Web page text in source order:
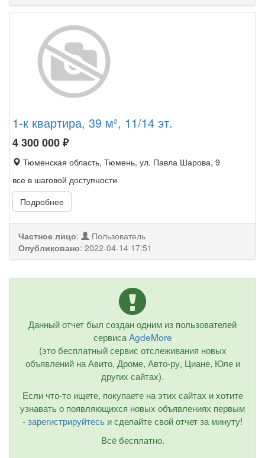
1-к квартира, 39 м², 11/14 эт.
4 300 000₽
Тюменская область, Тюмень, ул. Павла Шарова, 9
все в шаговой доступности
Подробнее
Частное лицо:
Пользователь
Опубликовано: 2022-04-14 17:51
Данный отчет был создан одним из пользователей
сервисаAgdeMore
(это бесплатный сервис отслеживания новых
объявлений на Авито, Дроме, Авто-ру, Циане, Юле и
других сайтах).
Если что-то ищете, покупаете на этих сайтах и хотите
узнавать о появляющихся новых объявлениях первым
-зарегистрируйтесь и сделайте свой отчет за минуту!
Всё бесплатно.